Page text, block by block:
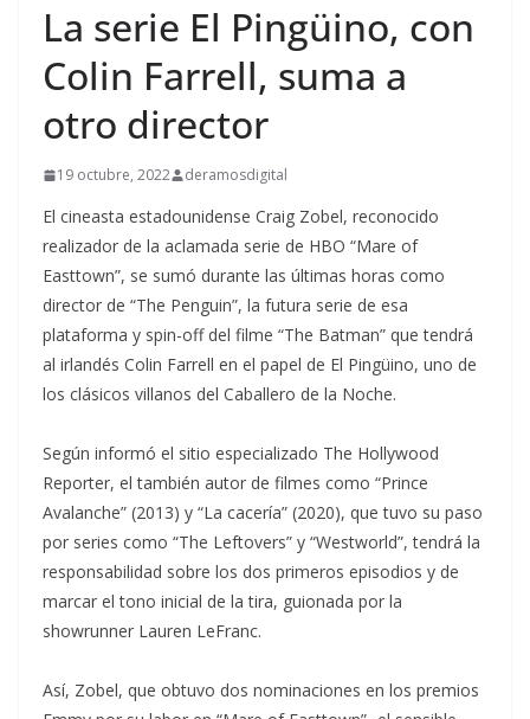
La serie El Pingüino, con
Colin Farrell, suma a
otro director
19 octubre, 2022 deramosdigital
El cineasta estadounidense Craig Zobel, reconocido
realizador de la aclamada serie de HBO “Mare of
Easttown”, se sumó durante las últimas horas como
director de “The Penguin”, la futura serie de esa
plataforma y spin-off del filme “The Batman” que tendrá
al irlandés Colin Farrell en el papel de El Pingüino, uno de
los clásicos villanos del Caballero de la Noche.
Según informó el sitio especializado The Hollywood
Reporter, el también autor de filmes como “Prince
Avalanche” (2013) y “La cacería” (2020), que tuvo su paso
por series como “The Leftovers” y “Westworld”, tendrá la
responsabilidad sobre los dos primeros episodios y de
marcar el tono inicial de la tira, guionada por la
showrunner Lauren LeFranc.
Así, Zobel, que obtuvo dos nominaciones en los premios